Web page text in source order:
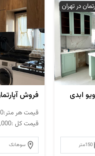
در تهران
150متر
فروش آپارتمان 150 متر سوهانک
قیمت هر متر:
قیمت کل :
سوهانک